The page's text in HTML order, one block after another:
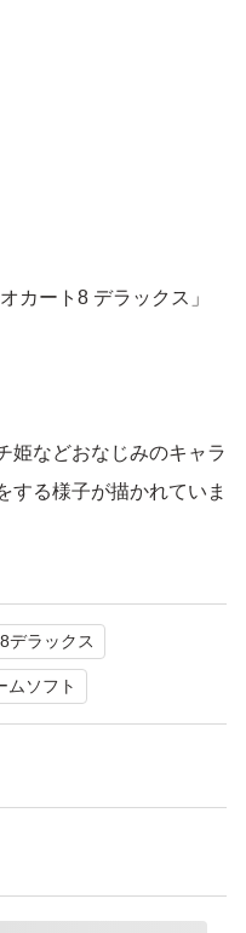
カート8 デラックス」
姫などおなじみのキャラ
する様子が描かれていま
デラックス
ムソフト